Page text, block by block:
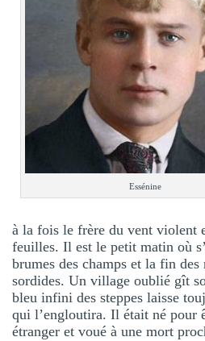
Essénine
à la fois le frère du vent violent
feuilles. Il est le petit matin où
brumes des champs et la fin des
sordides. Un village oublié gît
bleu infini des steppes laisse
qui l’engloutira. Il était né pour
étranger et voué à une mort